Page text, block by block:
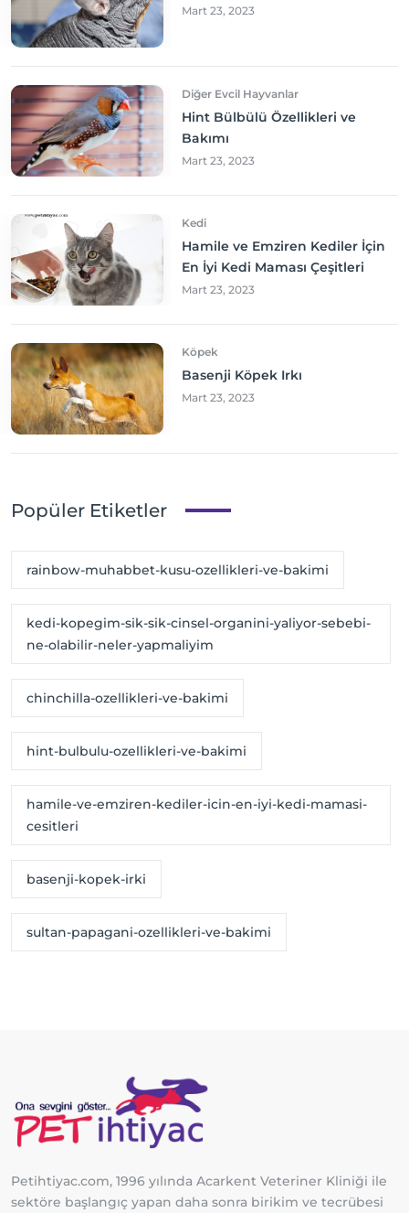
Mart 23, 2023
Diğer Evcil Hayvanlar
Hint Bülbülü Özellikleri ve
Bakımı
Mart 23, 2023
Kedi
Hamile ve Emziren Kediler İçin
En İyi Kedi Maması Çeşitleri
Mart 23, 2023
Köpek
Basenji Köpek Irkı
Mart 23, 2023
Popüler Etiketler
rainbow-muhabbet-kusu-ozellikleri-ve-bakimi
kedi-kopegim-sik-sik-cinsel-organini-yaliyor-sebebi-
ne-olabilir-neler-yapmaliyim
chinchilla-ozellikleri-ve-bakimi
hint-bulbulu-ozellikleri-ve-bakimi
hamile-ve-emziren-kediler-icin-en-iyi-kedi-mamasi-
cesitleri
basenji-kopek-irki
sultan-papagani-ozellikleri-ve-bakimi
Petihtiyac.com, 1996 yılında Acarkent Veteriner Kliniği ile
sektöre başlangıç yapan daha sonra birikim ve tecrübesi